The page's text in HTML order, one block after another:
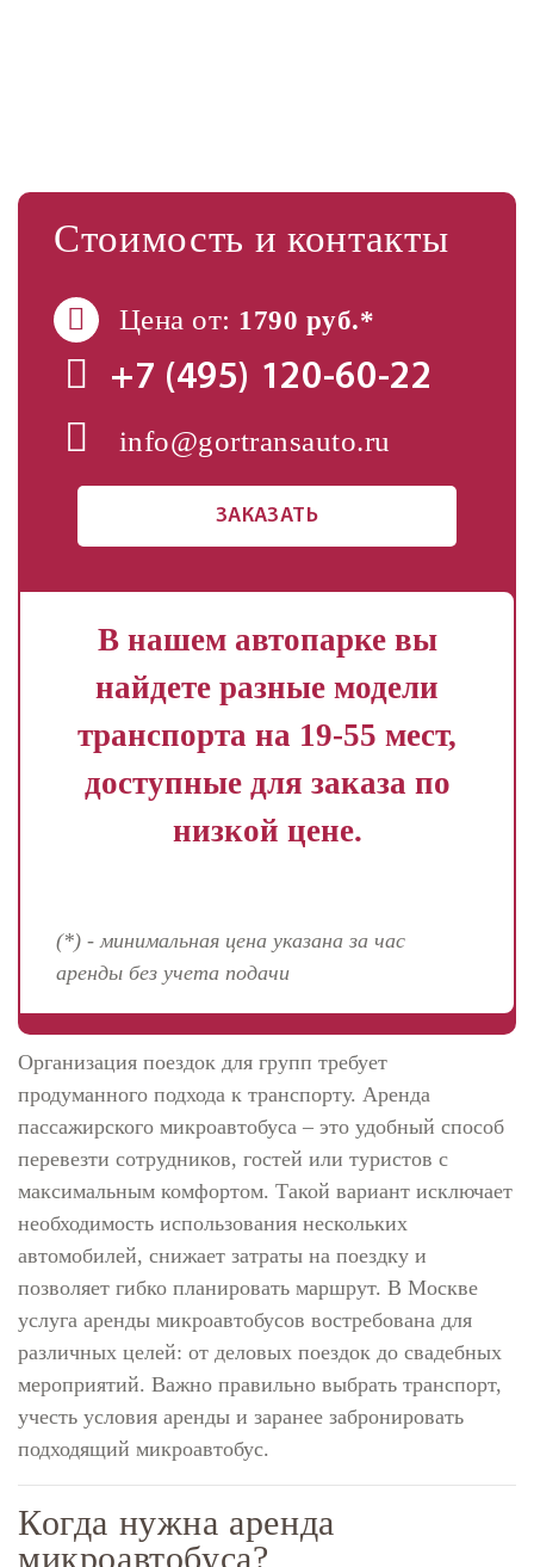
Стоимость и контакты
Цена от: 1790 руб.*
+7 (495) 120-60-22
info@gortransauto.ru
ЗАКАЗАТЬ
В нашем автопарке вы
найдете разные модели
транспорта на 19-55 мест,
доступные для заказа по
низкой цене.
(*) - минимальная цена указана за час
аренды без учета подачи
Организация поездок для групп требует
продуманного подхода к транспорту. Аренда
пассажирского микроавтобуса – это удобный способ
перевезти сотрудников, гостей или туристов с
максимальным комфортом. Такой вариант исключает
необходимость использования нескольких
автомобилей, снижает затраты на поездку и
позволяет гибко планировать маршрут. В Москве
услуга аренды микроавтобусов востребована для
различных целей: от деловых поездок до свадебных
мероприятий. Важно правильно выбрать транспорт,
учесть условия аренды и заранее забронировать
подходящий микроавтобус.
Когда нужна аренда
микроавтобуса?